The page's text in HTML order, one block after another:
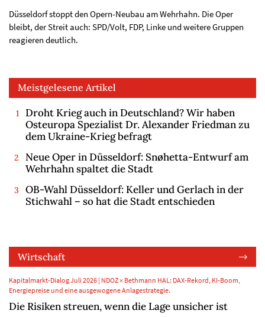
Düsseldorf stoppt den Opern-Neubau am Wehrhahn. Die Oper
bleibt, der Streit auch: SPD/Volt, FDP, Linke und weitere Gruppen
reagieren deutlich.
Meistgelesene Artikel
Droht Krieg auch in Deutschland? Wir haben
Osteuropa Spezialist Dr. Alexander Friedman zu
dem Ukraine-Krieg befragt
Neue Oper in Düsseldorf: Snøhetta-Entwurf am
Wehrhahn spaltet die Stadt
OB-Wahl Düsseldorf: Keller und Gerlach in der
Stichwahl – so hat die Stadt entschieden
Wirtschaft
Kapitalmarkt-Dialog Juli 2026 | NDOZ × Bethmann HAL: DAX-Rekord, KI-Boom,
Energiepreise und eine ausgewogene Anlagestrategie.
Die Risiken streuen, wenn die Lage unsicher ist